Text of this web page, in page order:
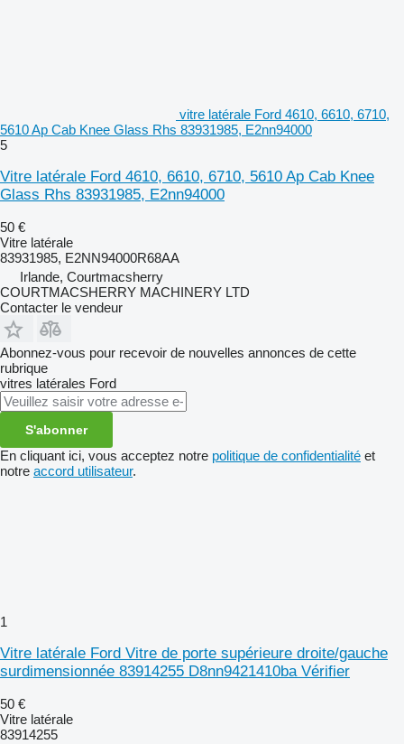
vitre latérale Ford 4610, 6610, 6710,
5610 Ap Cab Knee Glass Rhs 83931985, E2nn94000
5
Vitre latérale Ford 4610, 6610, 6710, 5610 Ap Cab Knee
Glass Rhs 83931985, E2nn94000
50 €
Vitre latérale
83931985, E2NN94000R68AA
Irlande, Courtmacsherry
COURTMACSHERRY MACHINERY LTD
Contacter le vendeur
Abonnez-vous pour recevoir de nouvelles annonces de cette
rubrique
vitres latérales Ford
S'abonner
En cliquant ici, vous acceptez notre politique de confidentialité et
notre accord utilisateur.
1
Vitre latérale Ford Vitre de porte supérieure droite/gauche
surdimensionnée 83914255 D8nn9421410ba Vérifier
50 €
Vitre latérale
83914255